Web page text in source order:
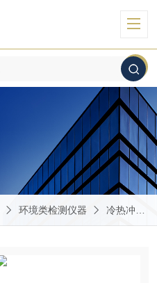
环境类检测仪器 冷热冲击试验箱